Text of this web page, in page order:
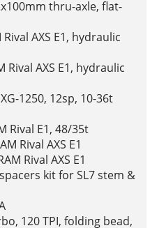
thru-axle, flat-
Rival AXS E1, hydraulic
Rival AXS E1, hydraulic
1250, 12sp, 10-36t
Rival E1, 48/35t
Rival AXS E1
Rival AXS E1
kit for SL7 stem &
120 TPI, folding bead,